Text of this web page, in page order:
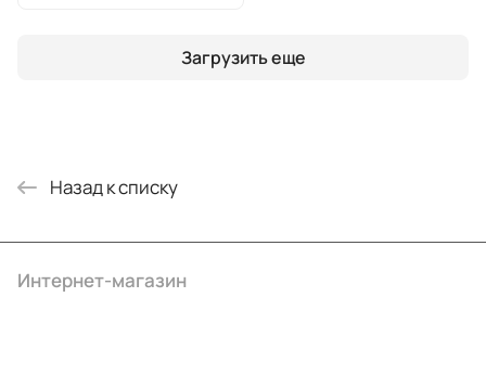
Загрузить еще
Назад к списку
Интернет-магазин